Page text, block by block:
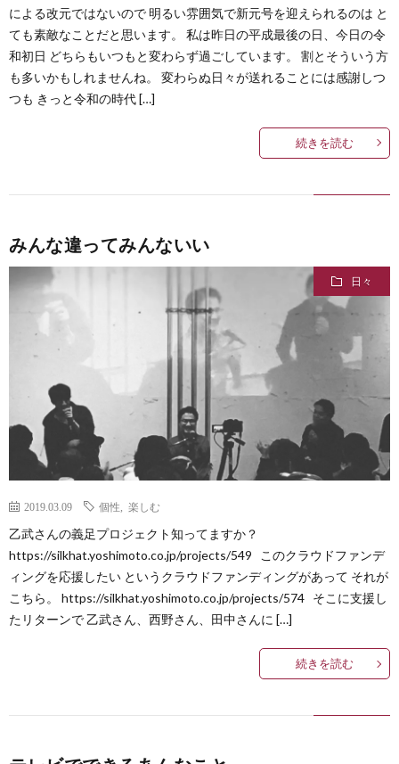
による改元ではないので 明るい雰囲気で新元号を迎えられるのは と
ても素敵なことだと思います。 私は昨日の平成最後の日、今日の令
和初日 どちらもいつもと変わらず過ごしています。 割とそういう方
も多いかもしれませんね。 変わらぬ日々が送れることには感謝しつ
つも きっと令和の時代 […]
続きを読む
みんな違ってみんないい
日々
2019.03.09 個性 楽しむ
乙武さんの義足プロジェクト知ってますか？
https://silkhat.yoshimoto.co.jp/projects/549 このクラウドファンデ
ィングを応援したい というクラウドファンディングがあって それが
こちら。 https://silkhat.yoshimoto.co.jp/projects/574 そこに支援し
たリターンで 乙武さん、西野さん、田中さんに […]
続きを読む